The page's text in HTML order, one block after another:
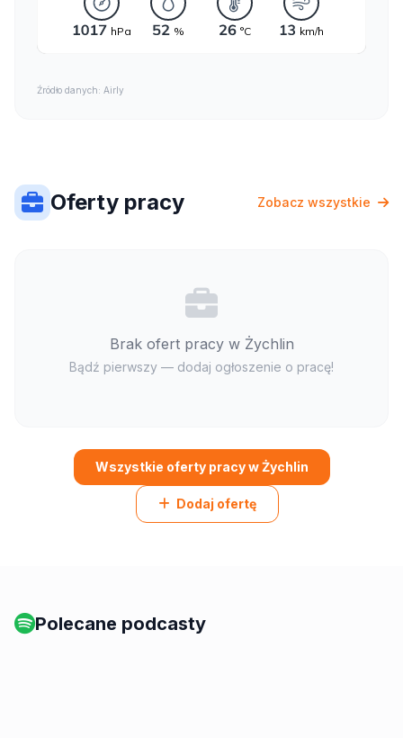
Źródło danych: Airly
Oferty pracy Zobacz wszystkie
Brak ofert pracy w Żychlin
Bądź pierwszy — dodaj ogłoszenie o pracę!
Wszystkie oferty pracy w Żychlin
Dodaj ofertę
Polecane podcasty